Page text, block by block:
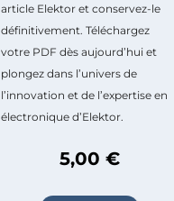
article Elektor et conservez-le
définitivement. Téléchargez
votre PDF dès aujourd’hui et
plongez dans l’univers de
l’innovation et de l’expertise en
électronique d’Elektor.
5,00 €